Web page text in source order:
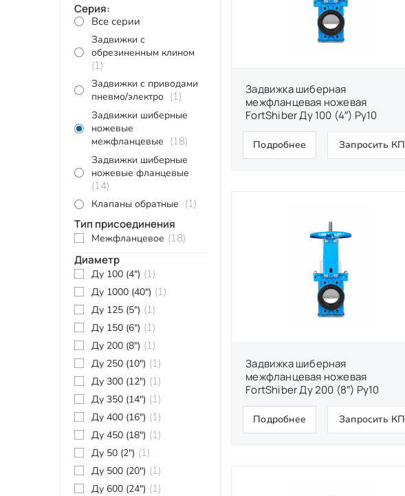
Серия:
Все серии
Задвижки с
обрезиненным клином
(1)
Задвижки с приводами
пневмо/электро (1)
Задвижки шиберные
ножевые
межфланцевые (18)
Задвижки шиберные
ножевые фланцевые
(14)
Клапаны обратные (1)
Тип присоединения
Межфланцевое (18)
Диаметр
Ду 100 (4″) (1)
Ду 1000 (40") (1)
Ду 125 (5") (1)
Ду 150 (6") (1)
Ду 200 (8″) (1)
Ду 250 (10″) (1)
Ду 300 (12") (1)
Ду 350 (14″) (1)
Ду 400 (16") (1)
Ду 450 (18") (1)
Ду 50 (2″) (1)
Ду 500 (20") (1)
Ду 600 (24″) (1)
Задвижка шиберная
межфланцевая ножевая
FortShiber Ду 100 (4″) Ру10
Подробнее Запросить КП
Задвижка шиберная
межфланцевая ножевая
FortShiber Ду 200 (8″) Ру10
Подробнее Запросить КП